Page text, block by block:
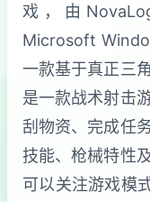
戏，由
Microsoft
一款基于真正三
是一款战术射击
刮物资、完成任
技能、枪械特性
可以关注游戏模